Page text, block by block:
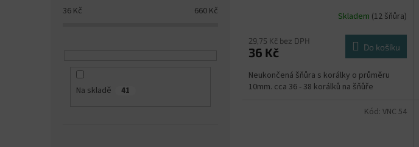
36 Kč 660 Kč
Na skladě 41
Skladem (12 šňůra)
29,75 Kč bez DPH
36 Kč Do košíku
Neukončená šňůra s korálky o průměru
10mm. cca 36 - 38 korálků na šňůře
Kód: VNC 54